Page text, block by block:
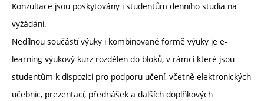
Konzultace jsou poskytovány i studentům denního studia na
vyžádání.
Nedílnou součástí výuky i kombinované formě výuky je e-
learning výukový kurz rozdělen do bloků, v rámci které jsou
studentům k dispozici pro podporu učení, včetně elektronických
učebnic, prezentací, přednášek a dalších doplňkových